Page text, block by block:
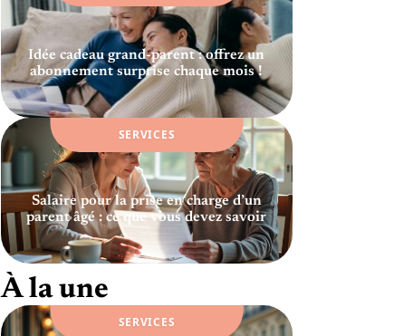
Idée cadeau grand-parent : offrez un
abonnement surprise chaque mois !
SERVICES
Salaire pour la prise en charge d’un
parent âgé : ce que vous devez savoir
À la une
SERVICES